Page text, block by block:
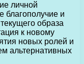
личной
благополучие и
образа
к новому
новых ролей и
альтернативных